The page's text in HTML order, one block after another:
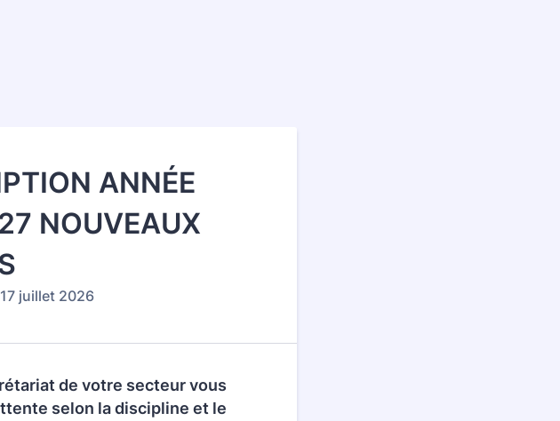
ANNÉE
NOUVEAUX
juillet 2026
de votre secteur vous
selon la discipline et le